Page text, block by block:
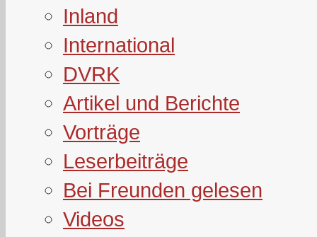
Inland
International
DVRK
Artikel und Berichte
Vorträge
Leserbeiträge
Bei Freunden gelesen
Videos